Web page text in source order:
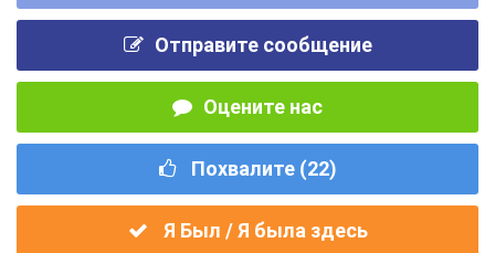
Отправите сообщение
Оцените нас
Похвалите (22)
Я Был / Я была здесь